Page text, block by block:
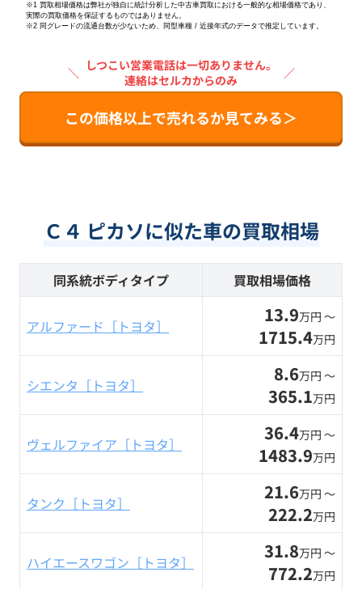
※1 買取相場価格は弊社が独自に統計分析した中古車買取における一般的な相場価格であり、
実際の買取価格を保証するものではありません。
※2 同グレードの流通台数が少ないため、同型車種 / 近接年式のデータで推定しています。
＼ しつこい営業電話は一切ありません。
連絡はセルカからのみ
／
この価格以上で売れるか見てみる＞
Ｃ４ ピカソに似た車の買取相場
同系統ボディタイプ 買取相場価格
アルファード［トヨタ］ 13.9万円 〜
1715.4万円
シエンタ［トヨタ］ 8.6万円 〜
365.1万円
ヴェルファイア［トヨタ］ 36.4万円 〜
1483.9万円
タンク［トヨタ］ 21.6万円 〜
222.2万円
ハイエースワゴン［トヨタ］ 31.8万円 〜
772.2万円